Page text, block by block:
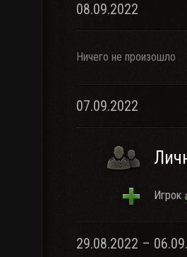
08.09.2022
Ничего не произошло
07.09.2022
Игрок
29.08.2022 –